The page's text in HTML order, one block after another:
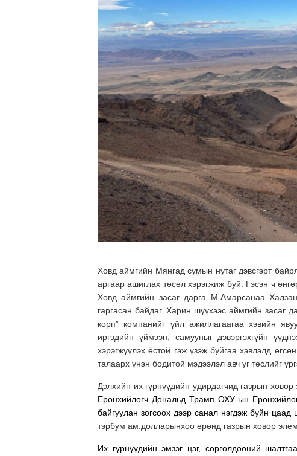
Ховд аймгийн Мянгад сумын нутаг дэвсгэрт
аргаар ашиглах төсөл хэрэгжиж буй. Гэсэн ч
Ховд аймгийн засаг дарга М.Амарсанаа
гаргасан байдаг. Харин шүүхээс аймгийн засаг
корп” компанийг үйл ажиллагаагаа хэвийн
иргэдийн үймээн, самууныг дэвэргэхгүйн
хэрэгжүүлэх ёстой гэж үзэж буйгаа хэвлэлд
талаарх үнэн бодитой мэдээлэл авч уг төслийг
Дэлхийн их гүрнүүдийн удирдагчид газрын
Ерөнхийлөгч Дональд Трамп ОХУ-ын
байгуулан зогсоох дээр санал нэгдэж буйн
тэрбум ам.долларынхоо өрөнд газрын ховор
Их гүрнүүдийн эмзэг цэг, сөргөлдөөний